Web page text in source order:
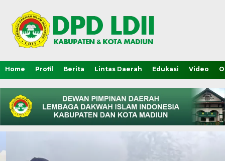
Home Profil Berita Lintas Daerah Edukasi Video